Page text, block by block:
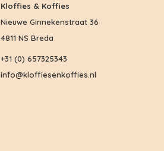
Kloffies & Koffies
Nieuwe Ginnekenstraat 36
4811 NS Breda
+31 (0) 657325343
info@kloffiesenkoffies.nl